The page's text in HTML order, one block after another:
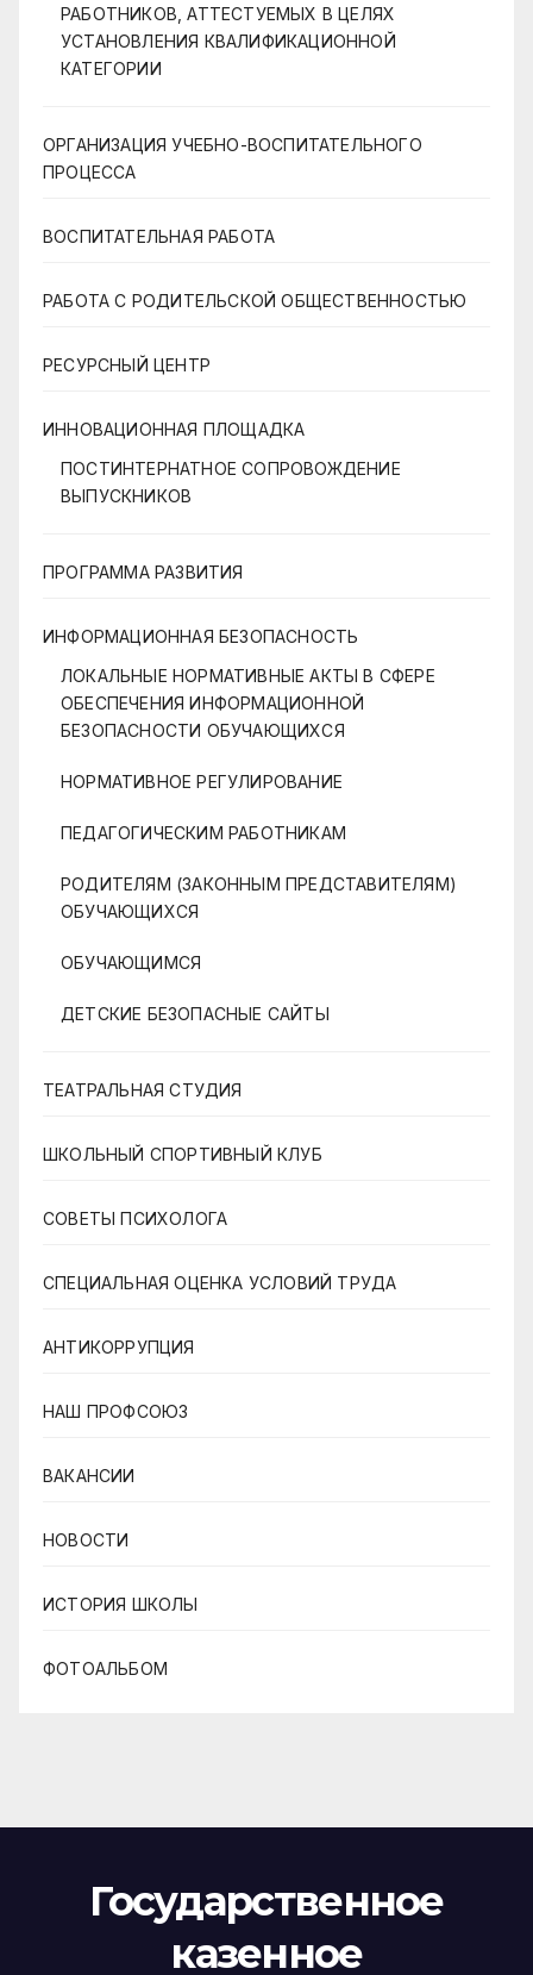
РАБОТНИКОВ, АТТЕСТУЕМЫХ В ЦЕЛЯХ
УСТАНОВЛЕНИЯ КВАЛИФИКАЦИОННОЙ
КАТЕГОРИИ
ОРГАНИЗАЦИЯ УЧЕБНО-ВОСПИТАТЕЛЬНОГО
ПРОЦЕССА
ВОСПИТАТЕЛЬНАЯ РАБОТА
РАБОТА С РОДИТЕЛЬСКОЙ ОБЩЕСТВЕННОСТЬЮ
РЕСУРСНЫЙ ЦЕНТР
ИННОВАЦИОННАЯ ПЛОЩАДКА
ПОСТИНТЕРНАТНОЕ СОПРОВОЖДЕНИЕ
ВЫПУСКНИКОВ
ПРОГРАММА РАЗВИТИЯ
ИНФОРМАЦИОННАЯ БЕЗОПАСНОСТЬ
ЛОКАЛЬНЫЕ НОРМАТИВНЫЕ АКТЫ В СФЕРЕ
ОБЕСПЕЧЕНИЯ ИНФОРМАЦИОННОЙ
БЕЗОПАСНОСТИ ОБУЧАЮЩИХСЯ
НОРМАТИВНОЕ РЕГУЛИРОВАНИЕ
ПЕДАГОГИЧЕСКИМ РАБОТНИКАМ
РОДИТЕЛЯМ (ЗАКОННЫМ ПРЕДСТАВИТЕЛЯМ)
ОБУЧАЮЩИХСЯ
ОБУЧАЮЩИМСЯ
ДЕТСКИЕ БЕЗОПАСНЫЕ САЙТЫ
ТЕАТРАЛЬНАЯ СТУДИЯ
ШКОЛЬНЫЙ СПОРТИВНЫЙ КЛУБ
СОВЕТЫ ПСИХОЛОГА
СПЕЦИАЛЬНАЯ ОЦЕНКА УСЛОВИЙ ТРУДА
АНТИКОРРУПЦИЯ
НАШ ПРОФСОЮЗ
ВАКАНСИИ
НОВОСТИ
ИСТОРИЯ ШКОЛЫ
ФОТОАЛЬБОМ
Государственное
казенное